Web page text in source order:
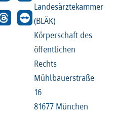
Landesärztekammer
(BLÄK)
Körperschaft des
öffentlichen
Rechts
Mühlbauerstraße
16
81677 München